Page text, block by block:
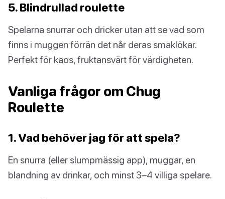
5. Blindrullad roulette
Spelarna snurrar och dricker utan att se vad som
finns i muggen förrän det når deras smaklökar.
Perfekt för kaos, fruktansvärt för värdigheten.
Vanliga frågor om Chug
Roulette
1. Vad behöver jag för att spela?
En snurra (eller slumpmässig app), muggar, en
blandning av drinkar, och minst 3–4 villiga spelare.